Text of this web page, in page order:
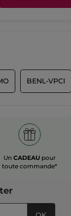
BENL-VPCI
UnCADEAU pour
toute commande*